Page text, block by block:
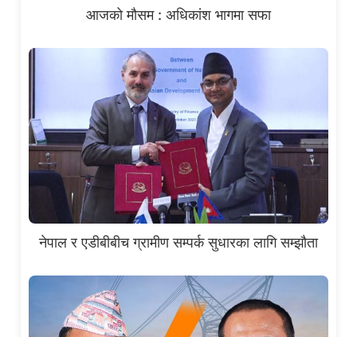
आजको मौसम : अधिकांश भागमा सफा
नेपाल र एडीबीबीच ग्रामीण सम्पर्क सुधारका लागि सम्झौता